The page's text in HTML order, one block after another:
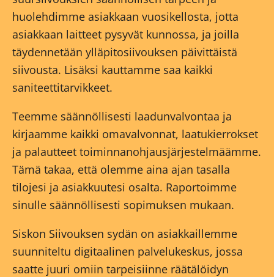
huolehdimme asiakkaan vuosikellosta, jotta
asiakkaan laitteet pysyvät kunnossa, ja joilla
täydennetään ylläpitosiivouksen päivittäistä
siivousta. Lisäksi kauttamme saa kaikki
saniteettitarvikkeet.
Teemme säännöllisesti laadunvalvontaa ja
kirjaamme kaikki omavalvonnat, laatukierrokset
ja palautteet toiminnanohjausjärjestelmäämme.
Tämä takaa, että olemme aina ajan tasalla
tilojesi ja asiakkuutesi osalta. Raportoimme
sinulle säännöllisesti sopimuksen mukaan.
Siskon Siivouksen sydän on asiakkaillemme
suunniteltu digitaalinen palvelukeskus, jossa
saatte juuri omiin tarpeisiinne räätälöidyn